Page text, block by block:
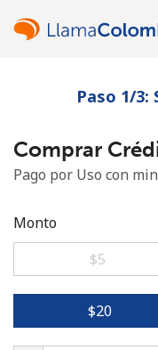
¿Ya tienes
Paso 1/3:
Comprar
Pago por Uso con
Monto
⁦$5⁩
⁦$20⁩